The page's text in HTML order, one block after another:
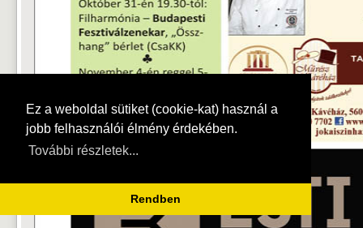
Ez a weboldal sütiket (cookie-kat) használ a
jobb felhasználói élmény érdekében.
További részletek...
Rendben